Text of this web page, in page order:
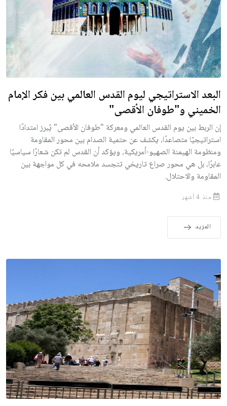
البعد الاستراتيجي ليوم القدس العالمي بين فكر الإمام
الخميني و"طوفان الأقصى"
إن الربط بين يوم القدس العالمي ومعركة "طوفان الأقصى" يُبرز امتدادًا
استراتيجيًا متصاعدًا، يكشف عن حتمية الصدام بين محور المقاومة
ومنظومة الهيمنة الصهيو-أمريكية، ويؤكد أن القدس لم تكن شعارًا سياسيًا
عابرًا، بل هي محور صراع تاريخي تتجسد ملامحه في كل مواجهة بين
المقاومة والاحتلال.
منذ 4 أشهر
المزيد